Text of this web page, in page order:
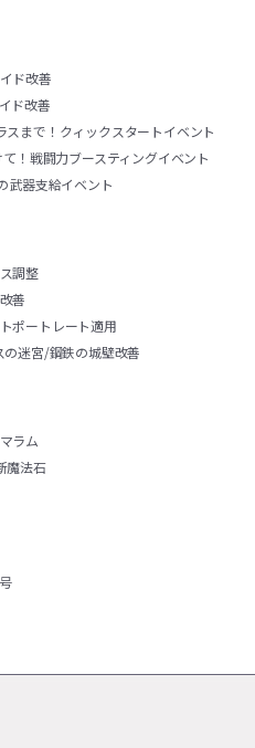
ド改善
ド改善
スまで！クィックスタートイベント
！戦闘力ブースティングイベント
武器支給イベント
調整
善
ポートレート適用
迷宮/鋼鉄の城壁改善
ラム
魔法石